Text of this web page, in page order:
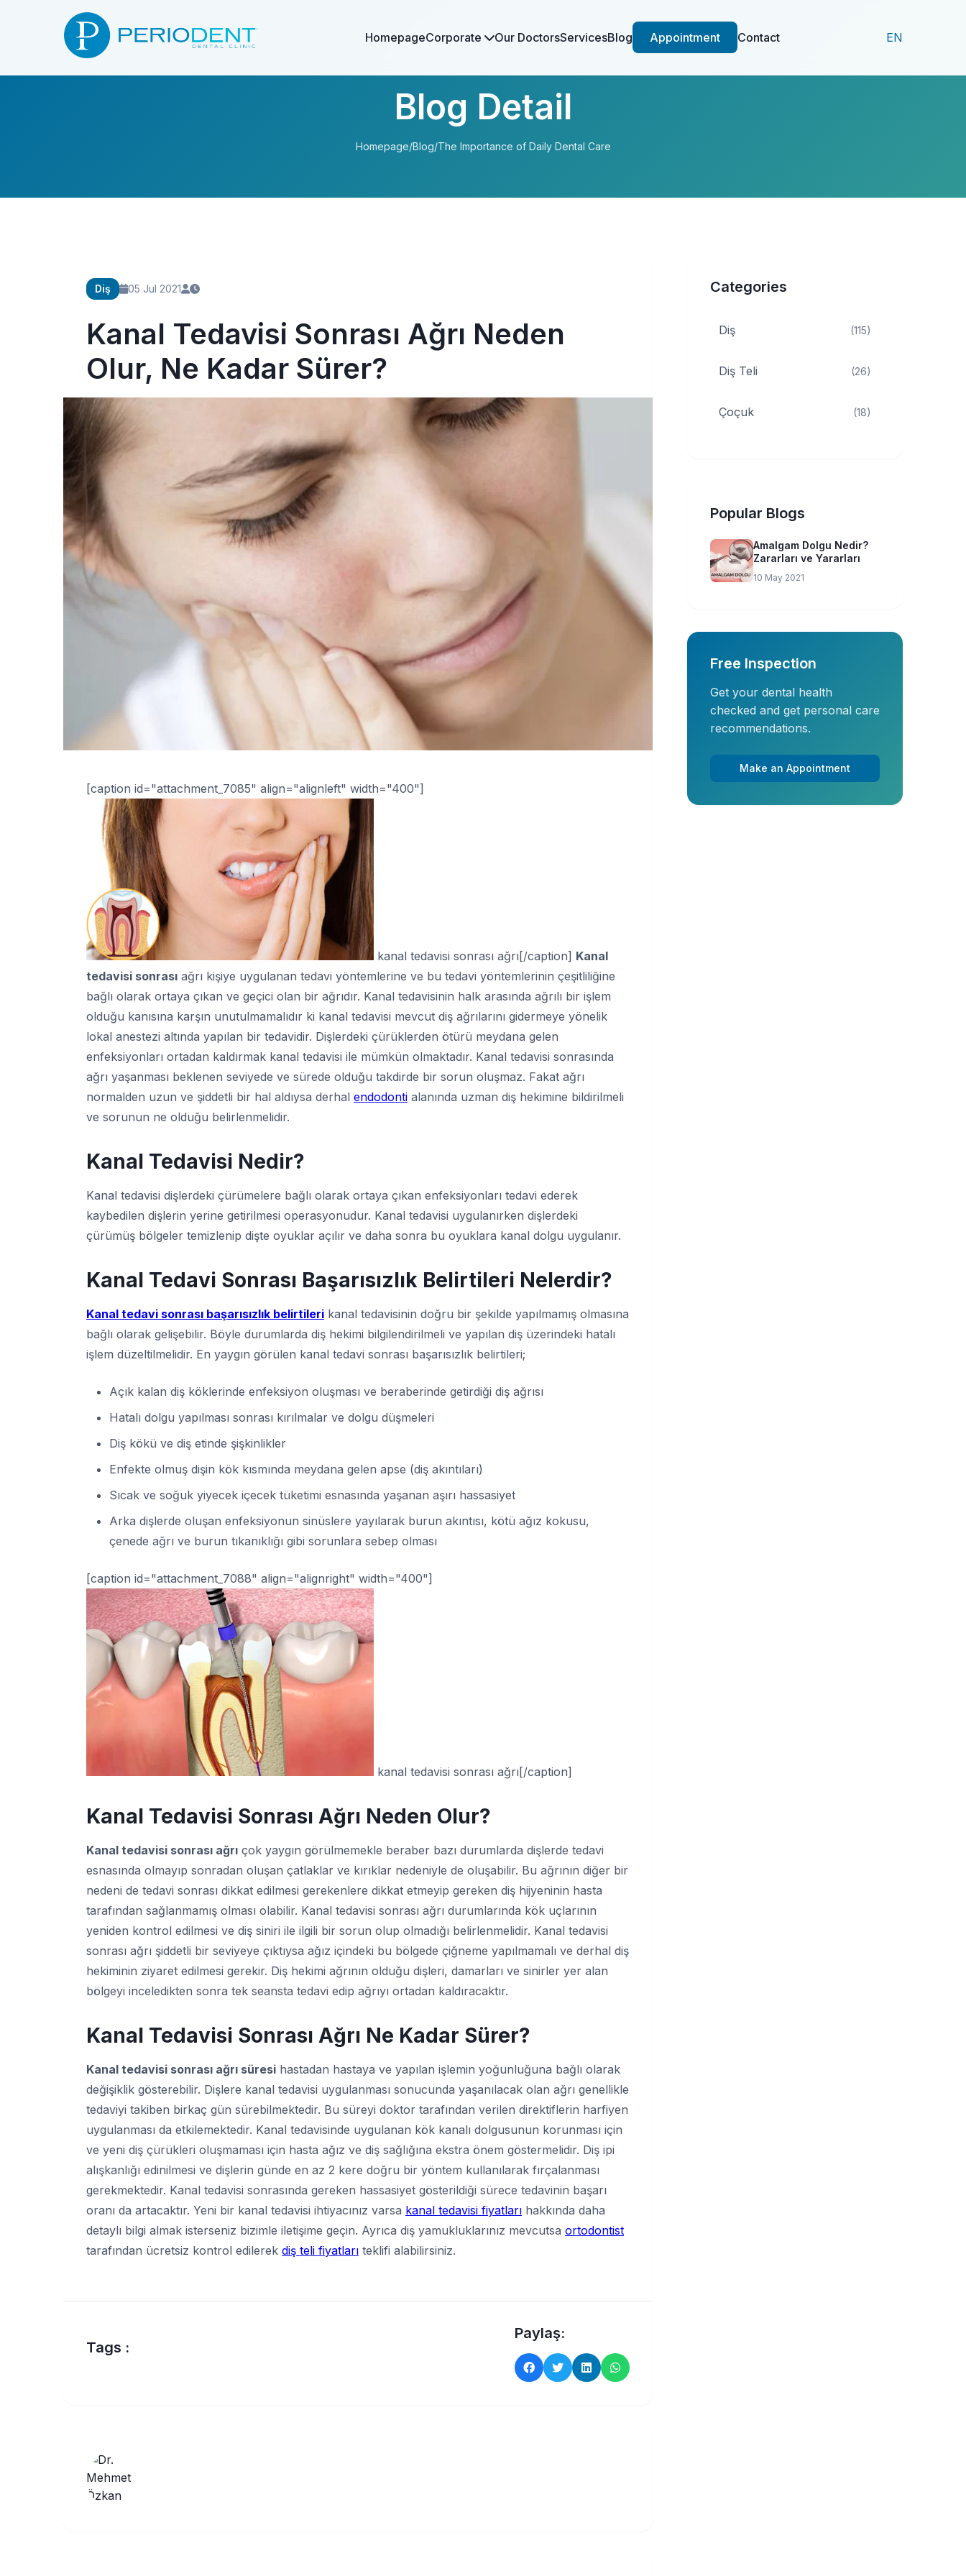
HomepageCorporate Our DoctorsServicesBlog Appointment Contact EN
Blog Detail
Homepage/Blog/The Importance of Daily Dental Care
Diş 05 Jul 2021
Kanal Tedavisi Sonrası Ağrı Neden
Olur, Ne Kadar Sürer?
[caption id="attachment_7085" align="alignleft" width="400"]
kanal tedavisi sonrası ağrı[/caption] Kanal
tedavisi sonrası ağrı kişiye uygulanan tedavi yöntemlerine ve bu tedavi yöntemlerinin çeşitliliğine
bağlı olarak ortaya çıkan ve geçici olan bir ağrıdır. Kanal tedavisinin halk arasında ağrılı bir işlem
olduğu kanısına karşın unutulmamalıdır ki kanal tedavisi mevcut diş ağrılarını gidermeye yönelik
lokal anestezi altında yapılan bir tedavidir. Dişlerdeki çürüklerden ötürü meydana gelen
enfeksiyonları ortadan kaldırmak kanal tedavisi ile mümkün olmaktadır. Kanal tedavisi sonrasında
ağrı yaşanması beklenen seviyede ve sürede olduğu takdirde bir sorun oluşmaz. Fakat ağrı
normalden uzun ve şiddetli bir hal aldıysa derhal endodonti alanında uzman diş hekimine bildirilmeli
ve sorunun ne olduğu belirlenmelidir.
Kanal Tedavisi Nedir?
Kanal tedavisi dişlerdeki çürümelere bağlı olarak ortaya çıkan enfeksiyonları tedavi ederek
kaybedilen dişlerin yerine getirilmesi operasyonudur. Kanal tedavisi uygulanırken dişlerdeki
çürümüş bölgeler temizlenip dişte oyuklar açılır ve daha sonra bu oyuklara kanal dolgu uygulanır.
Kanal Tedavi Sonrası Başarısızlık Belirtileri Nelerdir?
Kanal tedavi sonrası başarısızlık belirtileri kanal tedavisinin doğru bir şekilde yapılmamış olmasına
bağlı olarak gelişebilir. Böyle durumlarda diş hekimi bilgilendirilmeli ve yapılan diş üzerindeki hatalı
işlem düzeltilmelidir. En yaygın görülen kanal tedavi sonrası başarısızlık belirtileri;
Açık kalan diş köklerinde enfeksiyon oluşması ve beraberinde getirdiği diş ağrısı
Hatalı dolgu yapılması sonrası kırılmalar ve dolgu düşmeleri
Diş kökü ve diş etinde şişkinlikler
Enfekte olmuş dişin kök kısmında meydana gelen apse (diş akıntıları)
Sıcak ve soğuk yiyecek içecek tüketimi esnasında yaşanan aşırı hassasiyet
Arka dişlerde oluşan enfeksiyonun sinüslere yayılarak burun akıntısı, kötü ağız kokusu,
çenede ağrı ve burun tıkanıklığı gibi sorunlara sebep olması
[caption id="attachment_7088" align="alignright" width="400"]
kanal tedavisi sonrası ağrı[/caption]
Kanal Tedavisi Sonrası Ağrı Neden Olur?
Kanal tedavisi sonrası ağrı çok yaygın görülmemekle beraber bazı durumlarda dişlerde tedavi
esnasında olmayıp sonradan oluşan çatlaklar ve kırıklar nedeniyle de oluşabilir. Bu ağrının diğer bir
nedeni de tedavi sonrası dikkat edilmesi gerekenlere dikkat etmeyip gereken diş hijyeninin hasta
tarafından sağlanmamış olması olabilir. Kanal tedavisi sonrası ağrı durumlarında kök uçlarının
yeniden kontrol edilmesi ve diş siniri ile ilgili bir sorun olup olmadığı belirlenmelidir. Kanal tedavisi
sonrası ağrı şiddetli bir seviyeye çıktıysa ağız içindeki bu bölgede çiğneme yapılmamalı ve derhal diş
hekiminin ziyaret edilmesi gerekir. Diş hekimi ağrının olduğu dişleri, damarları ve sinirler yer alan
bölgeyi inceledikten sonra tek seansta tedavi edip ağrıyı ortadan kaldıracaktır.
Kanal Tedavisi Sonrası Ağrı Ne Kadar Sürer?
Kanal tedavisi sonrası ağrı süresi hastadan hastaya ve yapılan işlemin yoğunluğuna bağlı olarak
değişiklik gösterebilir. Dişlere kanal tedavisi uygulanması sonucunda yaşanılacak olan ağrı genellikle
tedaviyi takiben birkaç gün sürebilmektedir. Bu süreyi doktor tarafından verilen direktiflerin harfiyen
uygulanması da etkilemektedir. Kanal tedavisinde uygulanan kök kanalı dolgusunun korunması için
ve yeni diş çürükleri oluşmaması için hasta ağız ve diş sağlığına ekstra önem göstermelidir. Diş ipi
alışkanlığı edinilmesi ve dişlerin günde en az 2 kere doğru bir yöntem kullanılarak fırçalanması
gerekmektedir. Kanal tedavisi sonrasında gereken hassasiyet gösterildiği sürece tedavinin başarı
oranı da artacaktır. Yeni bir kanal tedavisi ihtiyacınız varsa kanal tedavisi fiyatları hakkında daha
detaylı bilgi almak isterseniz bizimle iletişime geçin. Ayrıca diş yamukluklarınız mevcutsa ortodontist
tarafından ücretsiz kontrol edilerek diş teli fiyatları teklifi alabilirsiniz.
Tags :
Paylaş:
Categories
Diş (115)
Diş Teli (26)
Çoçuk (18)
Popular Blogs
Amalgam Dolgu Nedir?
Zararları ve Yararları
10 May 2021
Free Inspection
Get your dental health
checked and get personal care
recommendations.
Make an Appointment